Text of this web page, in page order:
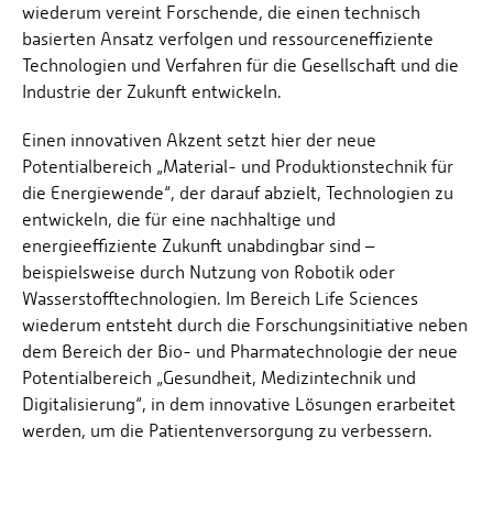
wiederum vereint Forschende, die einen technisch
basierten Ansatz verfolgen und ressourceneffiziente
Technologien und Verfahren für die Gesellschaft und die
Industrie der Zukunft entwickeln.
Einen innovativen Akzent setzt hier der neue
Potentialbereich „Material- und Produktionstechnik für
die Energiewende“, der darauf abzielt, Technologien zu
entwickeln, die für eine nachhaltige und
energieeffiziente Zukunft unabdingbar sind –
beispielsweise durch Nutzung von Robotik oder
Wasserstofftechnologien. Im Bereich Life Sciences
wiederum entsteht durch die Forschungsinitiative neben
dem Bereich der Bio- und Pharmatechnologie der neue
Potentialbereich „Gesundheit, Medizintechnik und
Digitalisierung“, in dem innovative Lösungen erarbeitet
werden, um die Patientenversorgung zu verbessern.